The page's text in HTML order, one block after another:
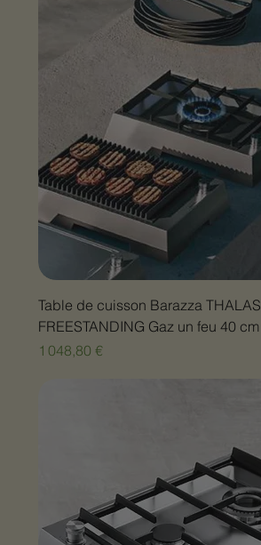
Table de cuisson Barazza THALAS
FREESTANDING Gaz un feu 40 cm
Prix
1 048,80 €